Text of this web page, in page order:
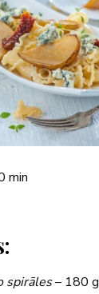
min
spirāles– 180 g